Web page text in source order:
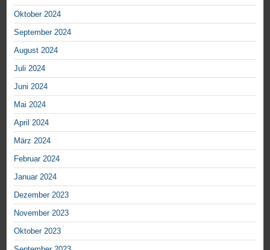
Oktober 2024
September 2024
August 2024
Juli 2024
Juni 2024
Mai 2024
April 2024
März 2024
Februar 2024
Januar 2024
Dezember 2023
November 2023
Oktober 2023